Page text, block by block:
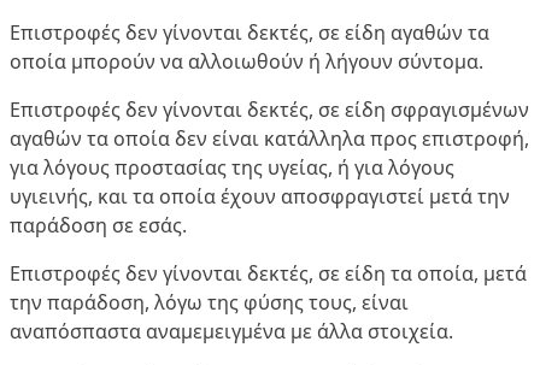
Επιστροφές δεν γίνονται δεκτές, σε είδη αγαθών τα
οποία μπορούν να αλλοιωθούν ή λήγουν σύντομα.
Επιστροφές δεν γίνονται δεκτές, σε είδη σφραγισμένων
αγαθών τα οποία δεν είναι κατάλληλα προς επιστροφή,
για λόγους προστασίας της υγείας, ή για λόγους
υγιεινής, και τα οποία έχουν αποσφραγιστεί μετά την
παράδοση σε εσάς.
Επιστροφές δεν γίνονται δεκτές, σε είδη τα οποία, μετά
την παράδοση, λόγω της φύσης τους, είναι
αναπόσπαστα αναμεμειγμένα με άλλα στοιχεία.